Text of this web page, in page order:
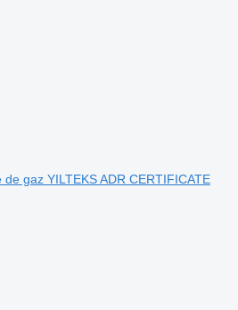
gaz YILTEKS ADR CERTIFICATE